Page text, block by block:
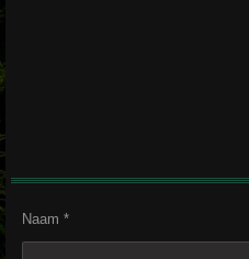
Naam *